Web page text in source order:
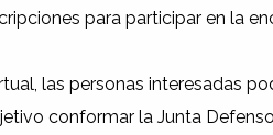
para participar en la
las personas interesadas
conformar la Junta